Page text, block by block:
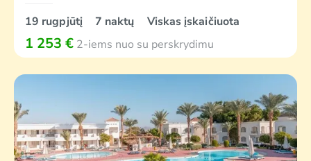
19 rugpjūtį 7 naktų Viskas įskaičiuota
1 253 € 2-iems nuo su perskrydimu